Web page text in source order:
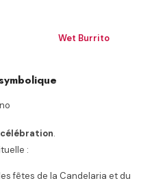
Wet Burrito
.
:
fêtes de la Candelaria et du